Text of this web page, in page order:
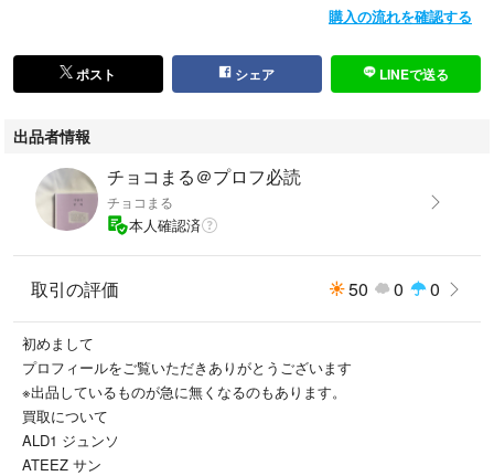
購入の流れを確認する
ポスト シェア LINEで送る
出品者情報
チョコまる＠プロフ必読
チョコまる
本人確認済
取引の評価 50 0 0
初めまして
プロフィールをご覧いただきありがとうございます
※出品しているものが急に無くなるのもあります。
買取について
ALD1 ジュンソ
ATEEZ サン